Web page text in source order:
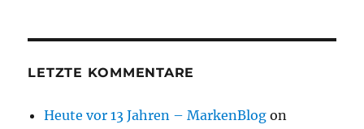
LETZTE KOMMENTARE
Heute vor 13 Jahren – MarkenBlog on